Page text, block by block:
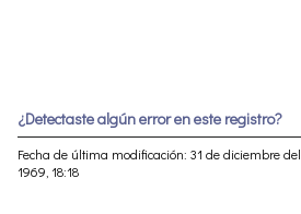
¿Detectaste algún error en este registro?
Fecha de última modificación: 31 de diciembre del
1969, 18:18